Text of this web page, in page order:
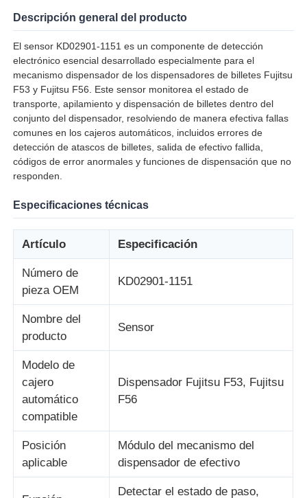
Inicio
Productos
Videos
Visita a la fábrica
Control de Calidad
Contacto
noticias
Todos los casos
Descripción general del producto
El sensor KD02901-1151 es un componente de detección
electrónico esencial desarrollado especialmente para el
mecanismo dispensador de los dispensadores de billetes Fujitsu
F53 y Fujitsu F56. Este sensor monitorea el estado de
transporte, apilamiento y dispensación de billetes dentro del
conjunto del dispensador, resolviendo de manera efectiva fallas
comunes en los cajeros automáticos, incluidos errores de
detección de atascos de billetes, salida de efectivo fallida,
códigos de error anormales y funciones de dispensación que no
responden.
Especificaciones técnicas
Artículo Especificación
Número de
pieza OEM
KD02901-1151
Nombre del
producto
Sensor
Modelo de
cajero
automático
compatible
Dispensador Fujitsu F53, Fujitsu
F56
Posición
aplicable
Módulo del mecanismo del
dispensador de efectivo
Detectar el estado de paso,